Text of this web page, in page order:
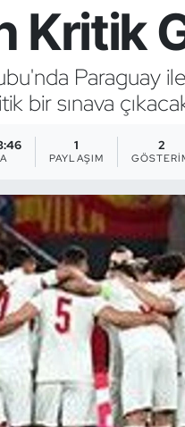
Kritik
Paraguay
bir sınava
1
PAYLAŞIM
2